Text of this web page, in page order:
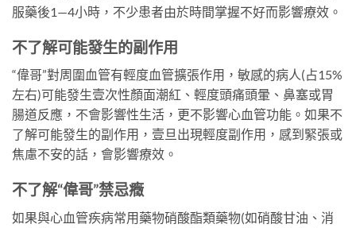
服藥後1—4小時，不少患者由於時間掌握不好而影響療效。
不了解可能發生的副作用
“偉哥”對周圍血管有輕度血管擴張作用，敏感的病人(占15%
左右)可能發生壹次性顏面潮紅、輕度頭痛頭暈、鼻塞或胃
腸道反應，不會影響性生活，更不影響心血管功能。如果不
了解可能發生的副作用，壹旦出現輕度副作用，感到緊張或
焦慮不安的話，會影響療效。
不了解“偉哥”禁忌癥
如果與心血管疾病常用藥物硝酸酯類藥物(如硝酸甘油、消